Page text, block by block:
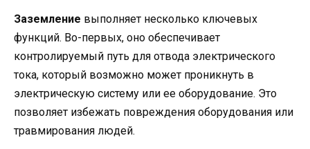
Заземление выполняет несколько ключевых
функций. Во-первых, оно обеспечивает
контролируемый путь для отвода электрического
тока, который возможно может проникнуть в
электрическую систему или ее оборудование. Это
позволяет избежать повреждения оборудования или
травмирования людей.